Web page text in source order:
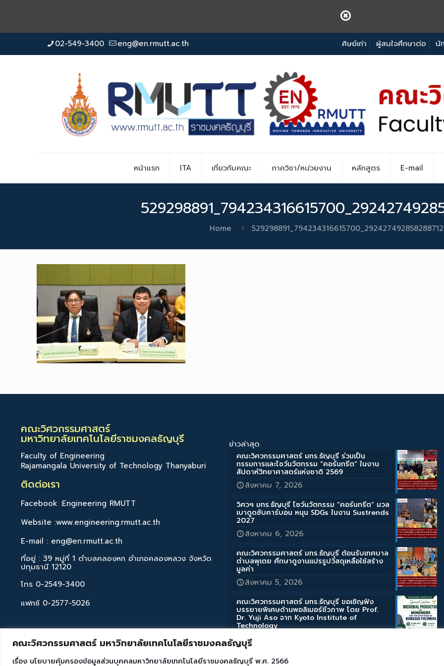
คณะวิศวกรรมศาสตร์ มหาวิทยาลัยเทคโนโลยีราชมงคลธัญบุรี
เรื่อง นโยบายคุ้มครองข้อมูลส่วนบุคคลมหาวิทยาลัยเทคโนโลยีราชมงคลธัญบุรี พ.ศ. 2566
02-549-3400 eng@en.rmutt.ac.th ศิษย์เก่า ผู้สนใจศึกษาต่อ นั
หน้าแรก ITA เกี่ยวกับคณะ ภาควิชา/หน่วยงาน หลักสูตร E-mail
Home
คณะวิศวกรรมศาสตร์
มหาวิทยาลัยเทคโนโลยีราชมงคลธัญบุรี
Faculty of Engineering
Rajamangala University of Technology Thanyaburi
ติดต่อเรา
Facebook :Engineering RMUTT
Website :www.engineering.rmutt.ac.th
E-mail : eng@en.rmutt.ac.th
ที่อยู่ : 39 หมู่ที่ 1 ตำบลคลองหก อำเภอคลองหลวง จังหวัด
ปทุมธานี 12120
โทร 0-2549-3400
แฟกซ์ 0-2577-5026
ข่าวล่าสุด
คณะวิศวกรรมศาสตร์ มทร.ธัญบุรี ร่วมเป็น
กรรมการและโชว์นวัตกรรม “คอร์นกรีต” ในงาน
สัปดาห์วิทยาศาสตร์แห่งชาติ 2569
สิงหาคม 7, 2026
วิศวฯ มทร.ธัญบุรี โชว์นวัตกรรม “คอร์นกรีต” มวล
เบาดูดซับคาร์บอน หนุน SDGs ในงาน Sustrends
2027
สิงหาคม 6, 2026
คณะวิศวกรรมศาสตร์ มทร.ธัญบุรี ต้อนรับเทศบาล
ตำบลพุเตย ศึกษาดูงานแปรรูปวัสดุเหลือใช้สร้าง
มูลค่า
สิงหาคม 5, 2026
คณะวิศวกรรมศาสตร์ มทร.ธัญบุรี ขอเชิญฟัง
บรรยายพิเศษด้านพอลิเมอร์ชีวภาพ โดย Prof.
Dr. Yuji Aso จาก Kyoto Institute of
Technology
สิงหาคม 3, 2026
คณะวิศวกรรมศาสตร์ มทร.ธัญบุรี ขอเชิญฟัง